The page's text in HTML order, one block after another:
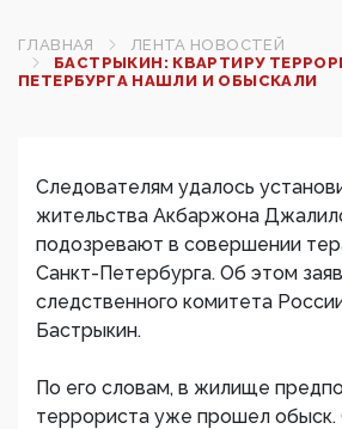
ГЛАВНАЯ
ЛЕНТА НОВОСТЕЙ
БАСТРЫКИН: КВАРТИРУ
ПЕТЕРБУРГА НАШЛИ И ОБЫСКАЛИ
Следователям удалось
жительства Акбаржона
подозревают в совершении
Санкт-Петербурга. Об этом
следственного комитета
Бастрыкин.
По его словам, в жилище
террориста уже прошел обыск.